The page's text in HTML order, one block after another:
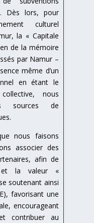
Dès lors, pour
culturel
la « Capitale
de la mémoire
par Namur –
même d’un
en étant le
nous
sources de
nous faisons
associer des
afin de
et la valeur «
soutenant ainsi
favorisant une
encourageant
contribuer au